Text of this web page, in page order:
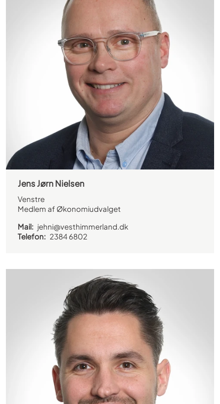
Jens Jørn Nielsen
Venstre
Medlem af Økonomiudvalget
Mail: jehni@vesthimmerland.dk
Telefon: 2384 6802